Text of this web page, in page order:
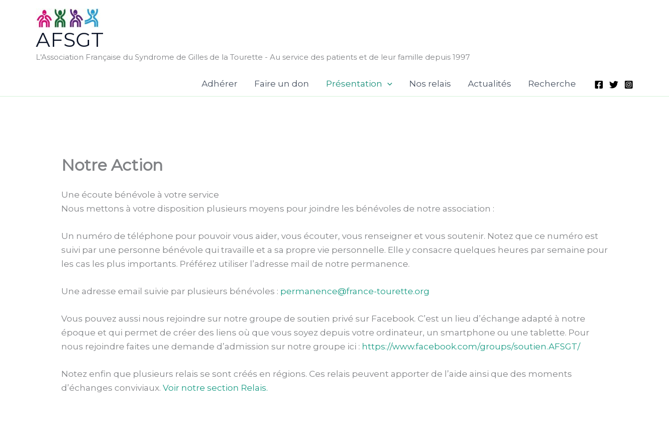
AFSGT
L'Association Française du Syndrome de Gilles de la Tourette - Au service des patients et de leur famille depuis 1997
Adhérer Faire un don Présentation Nos relais Actualités Recherche
Notre Action
Une écoute bénévole à votre service
Nous mettons à votre disposition plusieurs moyens pour joindre les bénévoles de notre association :
Un numéro de téléphone pour pouvoir vous aider, vous écouter, vous renseigner et vous soutenir. Notez que ce numéro est
suivi par une personne bénévole qui travaille et a sa propre vie personnelle. Elle y consacre quelques heures par semaine pour
les cas les plus importants. Préférez utiliser l’adresse mail de notre permanence.
Une adresse email suivie par plusieurs bénévoles : permanence@france-tourette.org
Vous pouvez aussi nous rejoindre sur notre groupe de soutien privé sur Facebook. C’est un lieu d’échange adapté à notre
époque et qui permet de créer des liens où que vous soyez depuis votre ordinateur, un smartphone ou une tablette. Pour
nous rejoindre faites une demande d’admission sur notre groupe ici : https://www.facebook.com/groups/soutien.AFSGT/
Notez enfin que plusieurs relais se sont créés en régions. Ces relais peuvent apporter de l’aide ainsi que des moments
d’échanges conviviaux. Voir notre section Relais.